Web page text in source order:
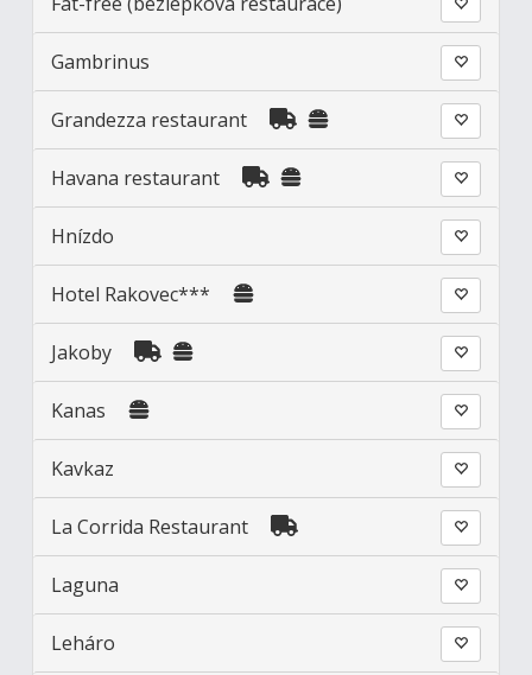
Gambrinus
Grandezza restaurant
Havana restaurant
Hnízdo
Hotel Rakovec***
Jakoby
Kanas
Kavkaz
La Corrida Restaurant
Laguna
Leháro